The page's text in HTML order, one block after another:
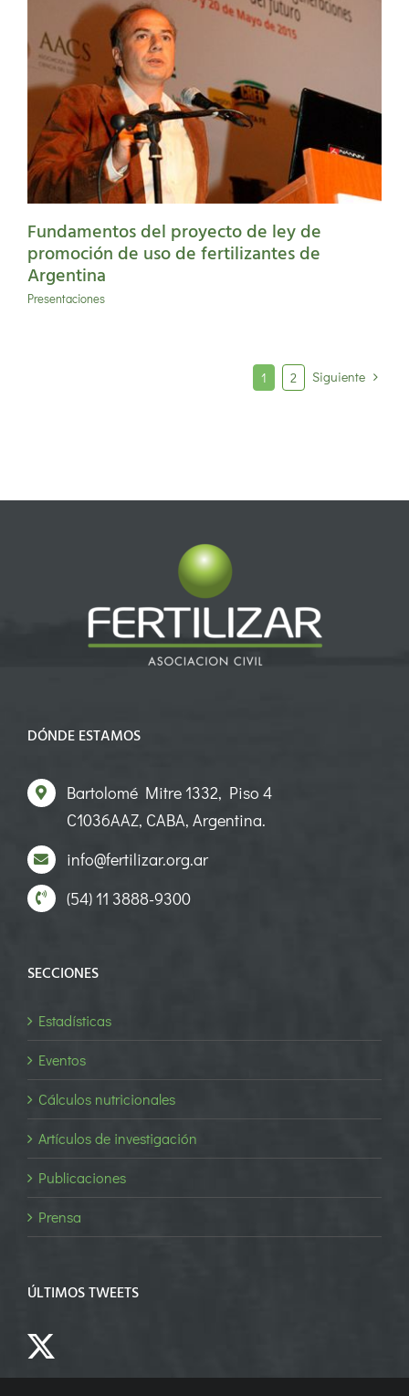
Fundamentos del proyecto de ley de
promoción de uso de fertilizantes de
Argentina
Presentaciones
1 2 Siguiente
DÓNDE ESTAMOS
Bartolomé Mitre 1332, Piso 4
C1036AAZ, CABA, Argentina.
info@fertilizar.org.ar
(54) 11 3888-9300
SECCIONES
Estadísticas
Eventos
Cálculos nutricionales
Artículos de investigación
Publicaciones
Prensa
ÚLTIMOS TWEETS